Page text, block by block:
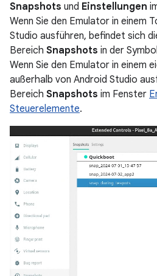
Snapshots und Einstellungen
Wenn Sie den Emulator in einem
Studio ausführen, befindet sich
Bereich Snapshots in der
Wenn Sie den Emulator in einem
außerhalb von Android Studio
Bereich Snapshots im Fenster
Steuerelemente.